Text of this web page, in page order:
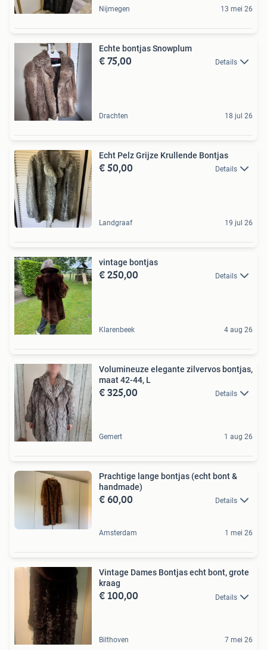
Nijmegen 13 mei 26
Echte bontjas Snowplum
€ 75,00 Details
Drachten 18 jul 26
Echt Pelz Grijze Krullende Bontjas
€ 50,00 Details
Landgraaf 19 jul 26
vintage bontjas
€ 250,00 Details
Klarenbeek 4 aug 26
Volumineuze elegante zilvervos bontjas,
maat 42-44, L
€ 325,00 Details
Gemert 1 aug 26
Prachtige lange bontjas (echt bont &
handmade)
€ 60,00 Details
Amsterdam 1 mei 26
Vintage Dames Bontjas echt bont, grote
kraag
€ 100,00 Details
Bilthoven 7 mei 26